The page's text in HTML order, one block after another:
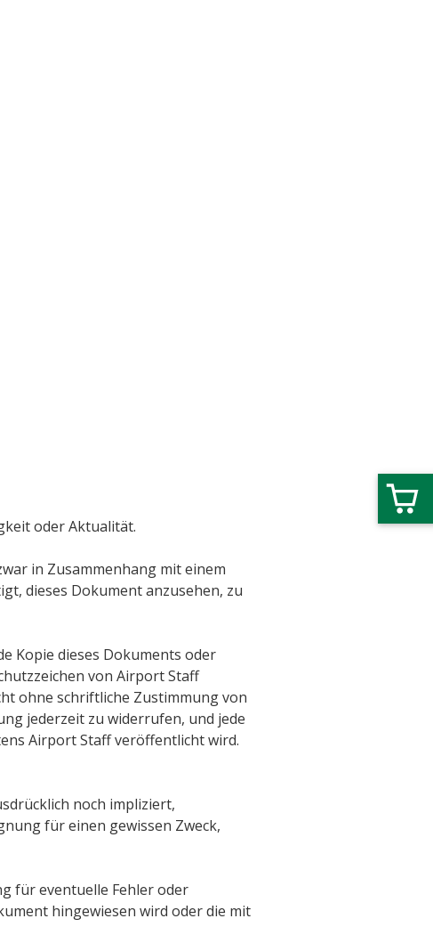
oder Aktualität.
in Zusammenhang mit einem
dieses Dokument anzusehen, zu
Kopie dieses Dokuments oder
von Airport Staff
ohne schriftliche Zustimmung von
jederzeit zu widerrufen, und jede
Airport Staff veröffentlicht wird.
noch impliziert,
für einen gewissen Zweck,
für eventuelle Fehler oder
hingewiesen wird oder die mit